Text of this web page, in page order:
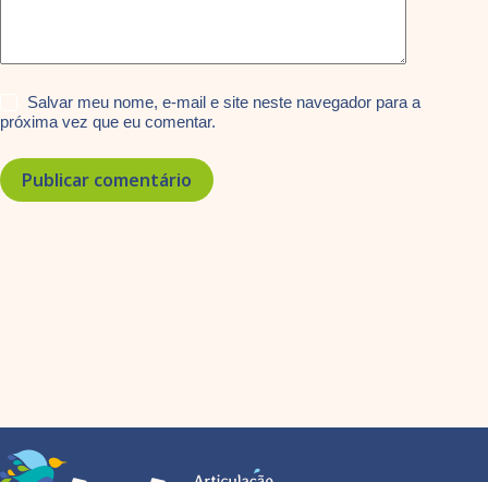
Salvar meu nome, e-mail e site neste navegador para a
próxima vez que eu comentar.
Publicar comentário